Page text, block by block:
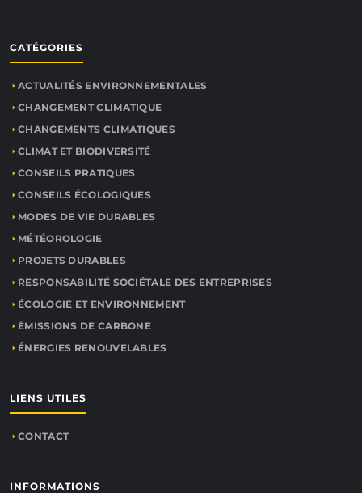
CATÉGORIES
ACTUALITÉS ENVIRONNEMENTALES
CHANGEMENT CLIMATIQUE
CHANGEMENTS CLIMATIQUES
CLIMAT ET BIODIVERSITÉ
CONSEILS PRATIQUES
CONSEILS ÉCOLOGIQUES
MODES DE VIE DURABLES
MÉTÉOROLOGIE
PROJETS DURABLES
RESPONSABILITÉ SOCIÉTALE DES ENTREPRISES
ÉCOLOGIE ET ENVIRONNEMENT
ÉMISSIONS DE CARBONE
ÉNERGIES RENOUVELABLES
LIENS UTILES
CONTACT
INFORMATIONS